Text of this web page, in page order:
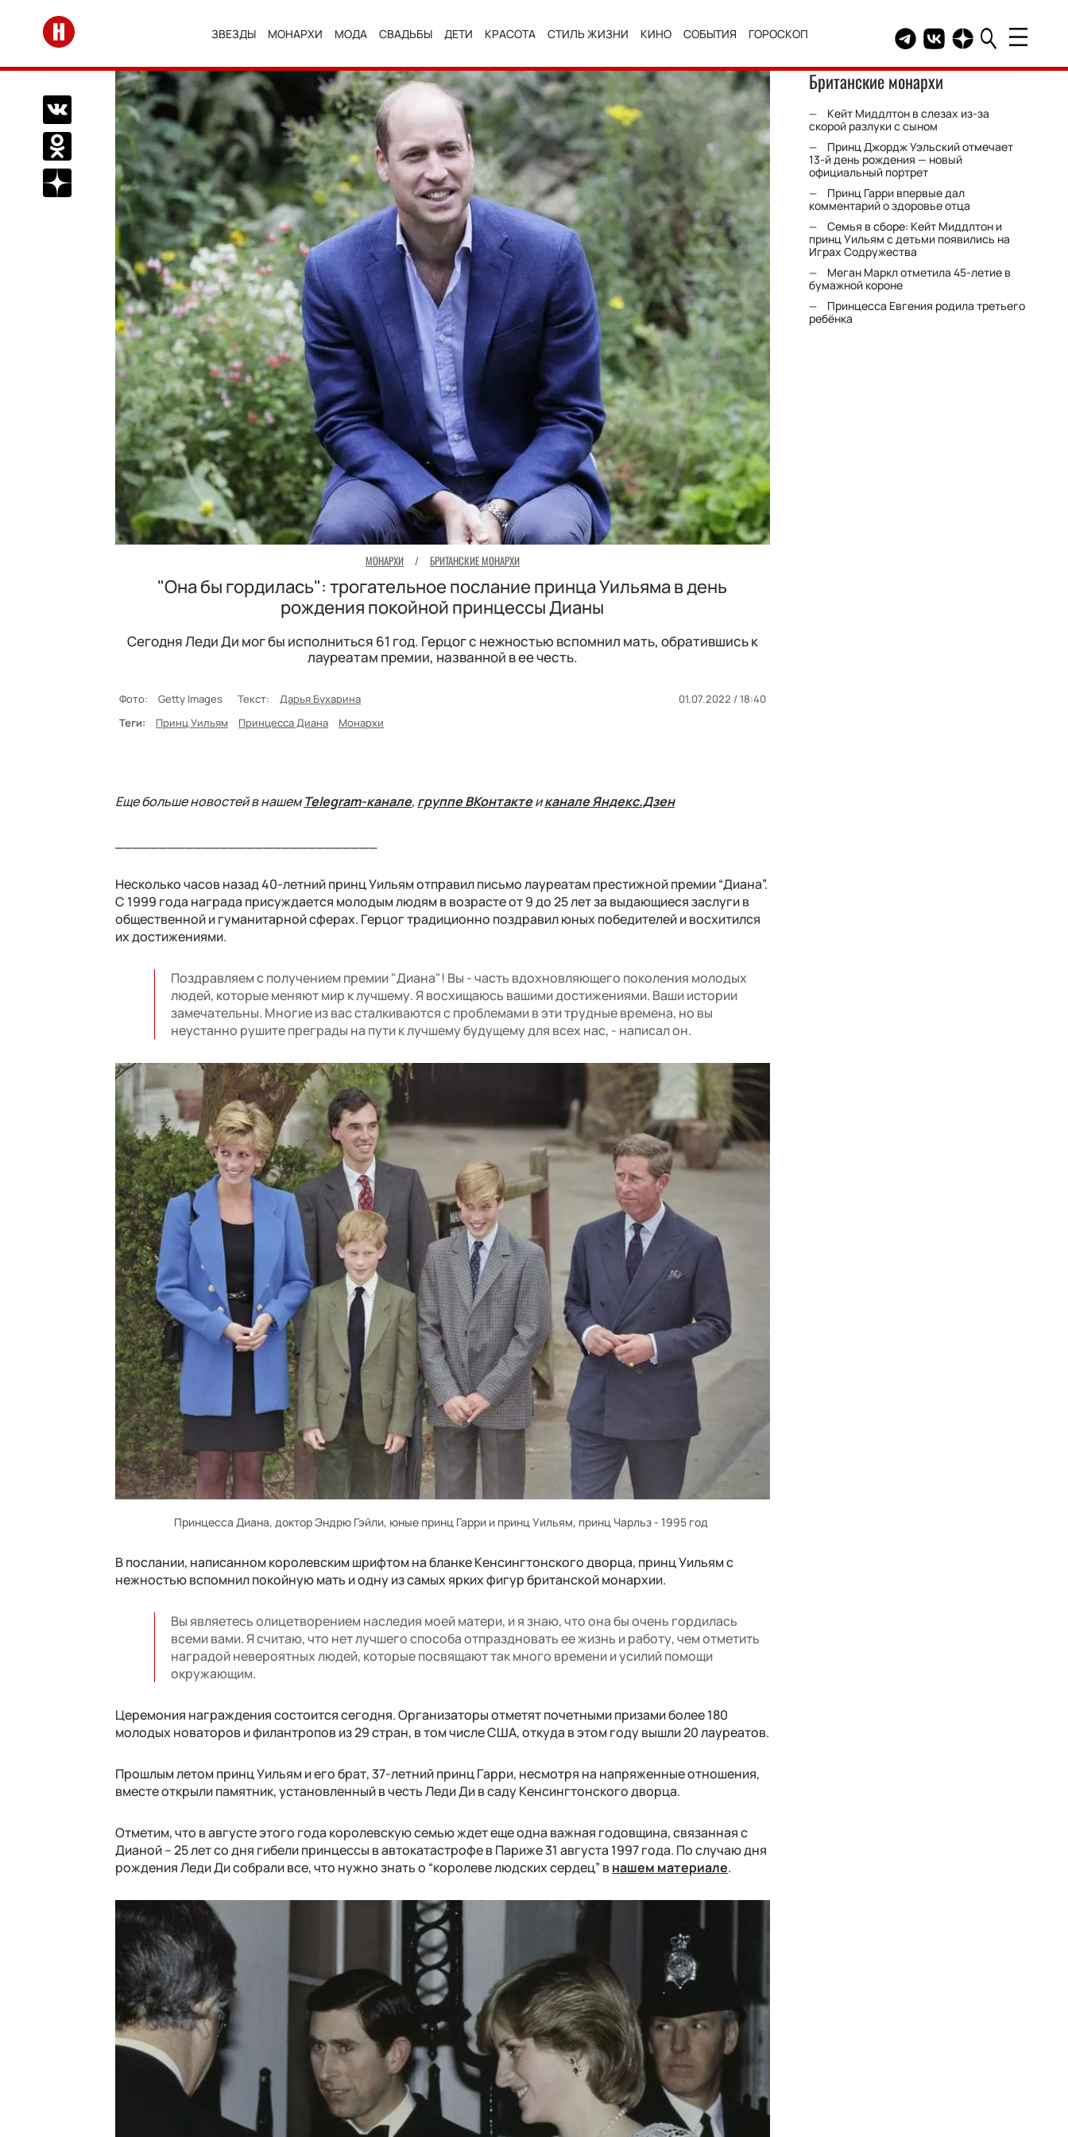
Перейти на главную
ЗВЕЗДЫ МОНАРХИ МОДА СВАДЬБЫ ДЕТИ КРАСОТА СТИЛЬ ЖИЗНИ КИНО СОБЫТИЯ ГОРОСКОП Telegram канал HELLO
Группа HELLO
Канал HELLO в
Поделиться Вконтакте
Поделиться в Одноклассниках
Подписаться на нас в Дзен
МОНАРХИ / БРИТАНСКИЕ МОНАРХИ
"Она бы гордилась": трогательное послание принца Уильяма в день
рождения покойной принцессы Дианы
Сегодня Леди Ди мог бы исполниться 61 год. Герцог с нежностью вспомнил мать, обратившись к
лауреатам премии, названной в ее честь.
Фото: Getty Images Текст: Дарья Бухарина
01.07.2022 / 18:40
Теги:
Принц Уильям Принцесса Диана Монархи
Еще больше новостей в нашемTelegram-канале, группе ВКонтактеиканале Яндекс.Дзен
Несколько часов назад 40-летний принц Уильям отправил письмо лауреатам престижной премии “Диана”.
С 1999 года награда присуждается молодым людям в возрасте от 9 до 25 лет за выдающиеся заслуги в
общественной и гуманитарной сферах. Герцог традиционно поздравил юных победителей и восхитился
их достижениями.
Поздравляем с получением премии "Диана"! Вы - часть вдохновляющего поколения молодых
людей, которые меняют мир к лучшему. Я восхищаюсь вашими достижениями. Ваши истории
замечательны. Многие из вас сталкиваются с проблемами в эти трудные времена, но вы
неустанно рушите преграды на пути к лучшему будущему для всех нас, - написал он.
Принцесса Диана, доктор Эндрю Гэйли, юные принц Гарри и принц Уильям, принц Чарльз - 1995 год
В послании, написанном королевским шрифтом на бланке Кенсингтонского дворца, принц Уильям с
нежностью вспомнил покойную мать и одну из самых ярких фигур британской монархии.
Вы являетесь олицетворением наследия моей матери, и я знаю, что она бы очень гордилась
всеми вами. Я считаю, что нет лучшего способа отпраздновать ее жизнь и работу, чем отметить
наградой невероятных людей, которые посвящают так много времени и усилий помощи
окружающим.
Церемония награждения состоится сегодня. Организаторы отметят почетными призами более 180
молодых новаторов и филантропов из 29 стран, в том числе США, откуда в этом году вышли 20 лауреатов.
Прошлым летом принц Уильям и его брат, 37-летний принц Гарри, несмотря на напряженные отношения,
вместе открыли памятник, установленный в честь Леди Ди в саду Кенсингтонского дворца.
Отметим, что в августе этого года королевскую семью ждет еще одна важная годовщина, связанная с
Дианой – 25 лет со дня гибели принцессы в автокатастрофе в Париже 31 августа 1997 года. По случаю дня
рождения Леди Ди собрали все, что нужно знать о “королеве людских сердец” внашем материале.
Британские монархи
Кейт Миддлтон в слезах из-за
скорой разлуки с сыном
Принц Джордж Уэльский отмечает
13-й день рождения — новый
официальный портрет
Принц Гарри впервые дал
комментарий о здоровье отца
Семья в сборе: Кейт Миддлтон и
принц Уильям с детьми появились на
Играх Содружества
Меган Маркл отметила 45-летие в
бумажной короне
Принцесса Евгения родила третьего
ребёнка